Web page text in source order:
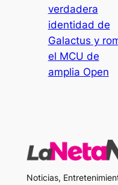
verdadera
identidad de
Galactus y
el MCU de
amplia Open
Noticias,